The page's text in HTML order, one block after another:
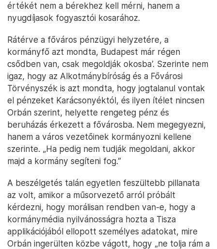
értékét nem a bérekhez kell mérni, hanem a
nyugdíjasok fogyasztói kosarához.
Rátérve a főváros pénzügyi helyzetére, a
kormányfő azt mondta, Budapest már régen
csődben van, csak megoldják okosba’. Szerinte nem
igaz, hogy az Alkotmánybíróság és a Fővárosi
Törvényszék is azt mondta, hogy jogtalanul vontak
el pénzeket Karácsonyéktól, és ilyen ítélet nincsen
Orbán szerint, helyette rengeteg pénz és
beruházás érkezett a fővárosba. Nem megegyezni,
hanem a város vezetőinek kormányozni kellene
szerinte. „Ha pedig nem tudják megoldani, akkor
majd a kormány segíteni fog.”
A beszélgetés talán egyetlen feszültebb pillanata
az volt, amikor a műsorvezető arról próbált
kérdezni, hogy morálisan rendben van-e, hogy a
kormánymédia nyilvánosságra hozta a Tisza
applikációjából ellopott személyes adatokat, mire
Orbán ingerülten közbe vágott, hogy „ne tolja rám a